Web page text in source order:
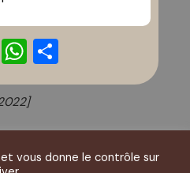
LinkedIn
WhatsApp
vous donne le contrôle sur